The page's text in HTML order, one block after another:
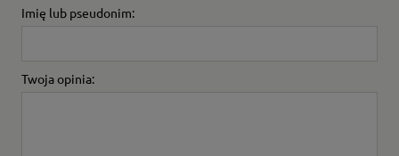
Imię lub pseudonim:
Twoja opinia: